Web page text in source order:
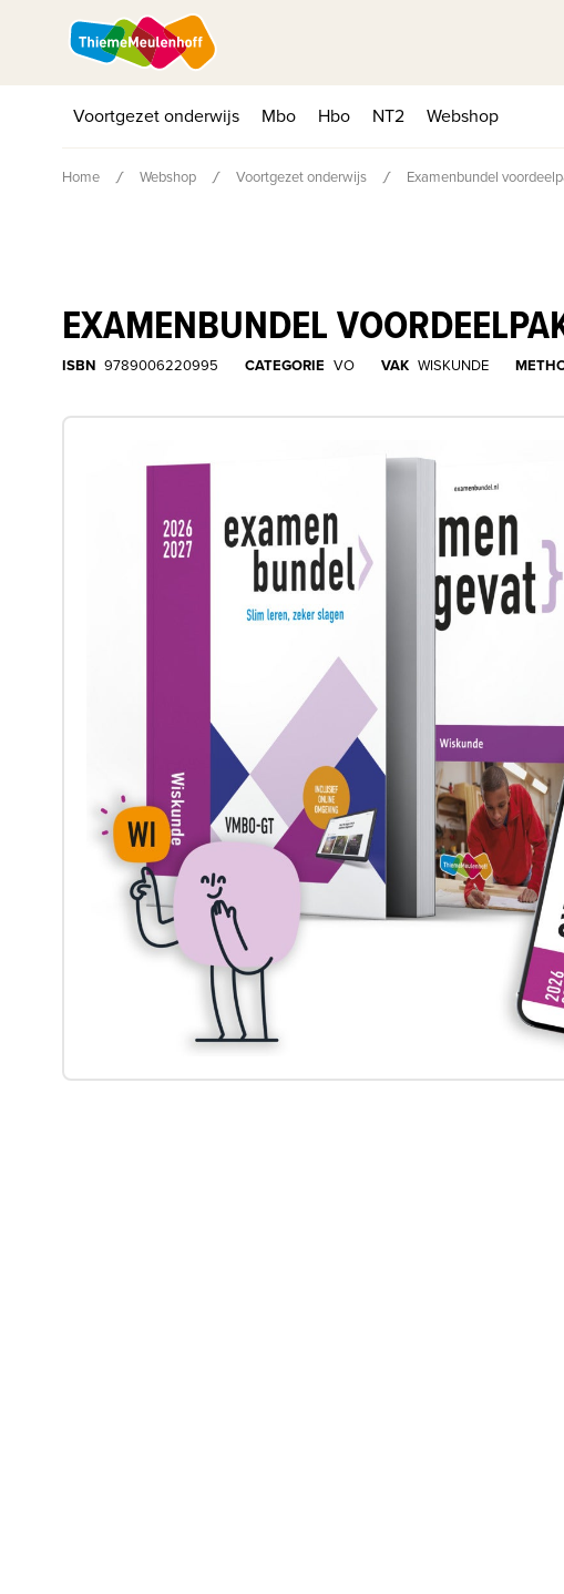
Voortgezet onderwijs Mbo Hbo NT2 Webshop
Home Webshop Voortgezet onderwijs Examenbundel
EXAMENBUNDEL
ISBN 9789006220995 CATEGORIE VO VAK WISKUNDE